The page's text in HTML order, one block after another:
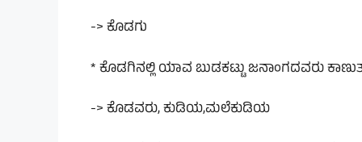
-> ಕೊಡಗು
* ಕೊಡಗಿನಲ್ಲಿ ಯಾವ ಬುಡಕಟ್ಟು ಜನಾಂಗದವರು
-> ಕೊಡವರು, ಕುಡಿಯ,ಮಲೆಕುಡಿಯ